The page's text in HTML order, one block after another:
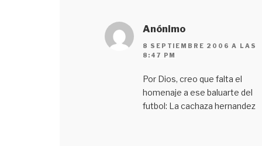
Anónimo
8 SEPTIEMBRE 2006 A LAS
8:47 PM
Por Dios, creo que falta el
homenaje a ese baluarte del
futbol: La cachaza hernandez